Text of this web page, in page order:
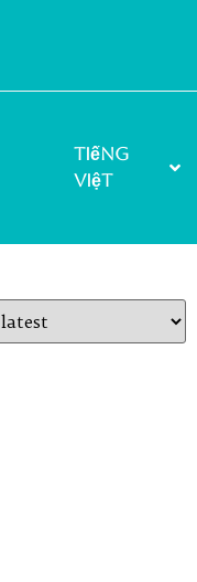
Tiếng
Việt